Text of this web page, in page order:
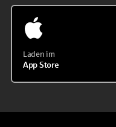
Laden im
App Store